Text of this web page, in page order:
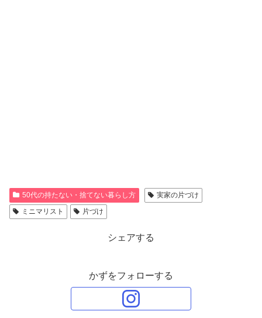
50代の持たない・捨てない暮らし方
実家の片づけ
ミニマリスト
片づけ
シェアする
かずをフォローする